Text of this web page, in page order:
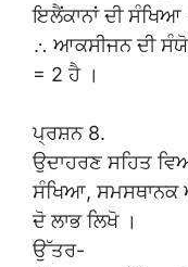
ਇਲੈਂਕਾਨਾਂ ਦੀ ਸੰਖਿਆ
∴ ਆਕਸੀਜਨ ਦੀ
= 2 ਹੈ ।
ਪ੍ਰਸ਼ਨ 8.
ਉਦਾਹਰਣ ਸਹਿਤ
ਸੰਖਿਆ, ਸਮਸਥਾਨਕ
ਦੋ ਲਾਭ ਲਿਖੋ ।
ਉੱਤਰ-